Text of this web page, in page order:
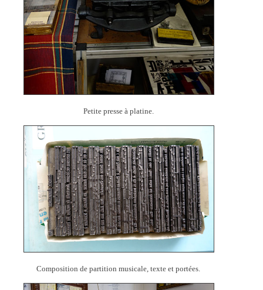
Petite presse à platine.
Composition de partition musicale, texte et portées.